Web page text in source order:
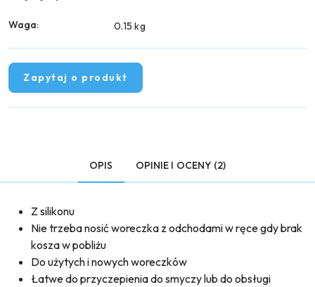
Waga: 0.15 kg
Zapytaj o produkt
OPIS OPINIE I OCENY (2)
Z silikonu
Nie trzeba nosić woreczka z odchodami w ręce gdy brak
kosza w pobliżu
Do użytych i nowych woreczków
Łatwe do przyczepienia do smyczy lub do obsługi